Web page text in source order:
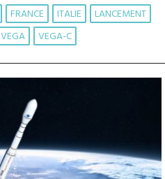
FRANCE ITALIE
LANCEMENT
VEGA VEGA-C